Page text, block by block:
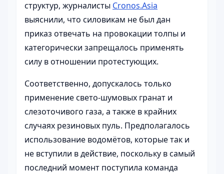
структур, журналисты Cronos.Asia
выяснили, что силовикам не был дан
приказ отвечать на провокации толпы и
категорически запрещалось применять
силу в отношении протестующих.
Соответственно, допускалось только
применение свето-шумовых гранат и
слезоточивого газа, а также в крайних
случаях резиновых пуль. Предполагалось
использование водомётов, которые так и
не вступили в действие, поскольку в самый
последний момент поступила команда